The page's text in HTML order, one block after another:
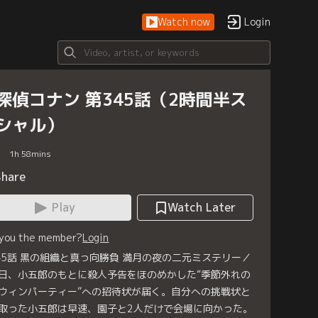
Watch now Login
偵コナン 第345話（2時間半ス
ャル）
1h 58mins
Play
Watch Later
the member?Login
話 黒の組織と真っ向勝負 満月の夜の二元ミステリー／
、小五郎のもとに殺人予告をほのめかした“季節外れの
ィンパーティー”への招待状が届く。自分への挑戦状と
った小五郎は早速、園子と2人だけで会場に向かった。